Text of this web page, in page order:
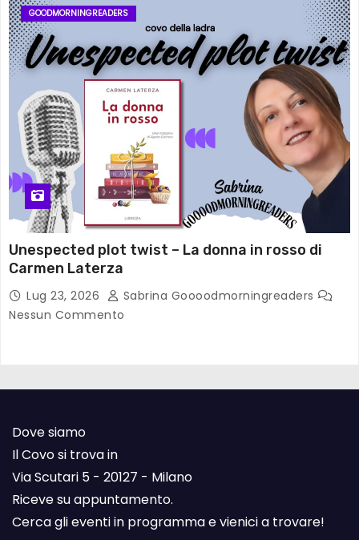
GOODMORNINGREADERS
Unespected plot twist – La donna in rosso di
Carmen Laterza
Lug 23, 2026
Sabrina Goooodmorningreaders
Nessun Commento
Dove siamo
Il Covo si trova in
Via Scutari 5 - 20127 - Milano
Riceve su appuntamento.
Cerca gli eventi in programma e vienici a trovare!